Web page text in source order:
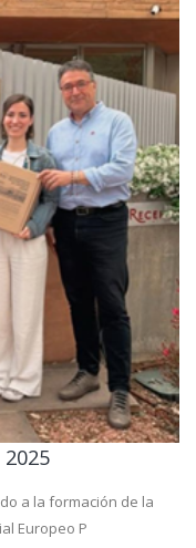
a la formación de la
Europeo P